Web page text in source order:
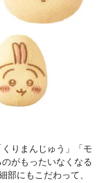
りまんじゅう」「モ
がもったいなくなる
にもこだわって、